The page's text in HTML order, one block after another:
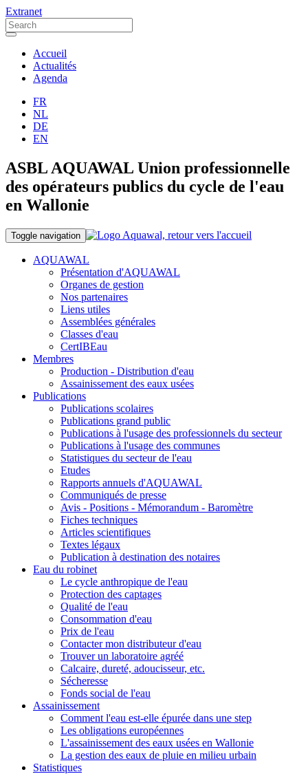
Extranet
Accueil
Actualités
Agenda
FR
NL
DE
EN
ASBL AQUAWAL Union professionnelle
des opérateurs publics du cycle de l'eau
en Wallonie
Toggle navigation
AQUAWAL
Présentation d'AQUAWAL
Organes de gestion
Nos partenaires
Liens utiles
Assemblées générales
Classes d'eau
CertIBEau
Membres
Production - Distribution d'eau
Assainissement des eaux usées
Publications
Publications scolaires
Publications grand public
Publications à l'usage des professionnels du secteur
Publications à l'usage des communes
Statistiques du secteur de l'eau
Etudes
Rapports annuels d'AQUAWAL
Communiqués de presse
Avis - Positions - Mémorandum - Baromètre
Fiches techniques
Articles scientifiques
Textes légaux
Publication à destination des notaires
Eau du robinet
Le cycle anthropique de l'eau
Protection des captages
Qualité de l'eau
Consommation d'eau
Prix de l'eau
Contacter mon distributeur d'eau
Trouver un laboratoire agréé
Calcaire, dureté, adoucisseur, etc.
Sécheresse
Fonds social de l'eau
Assainissement
Comment l'eau est-elle épurée dans une step
Les obligations européennes
L'assainissement des eaux usées en Wallonie
La gestion des eaux de pluie en milieu urbain
Statistiques